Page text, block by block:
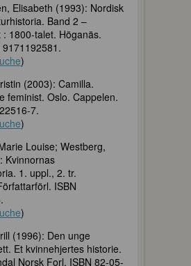
Elisabeth (1993): Nordisk
Band 2 –
1800-talet. Höganäs.
)
(2003): Camilla.
feminist. Oslo. Cappelen.
7.
)
Louise; Westberg,
Kvinnornas
1. uppl., 2. tr.
ISBN
)
(1996): Den unge
Et kvinnehjertes historie.
Norsk Forl. ISBN 82-05-